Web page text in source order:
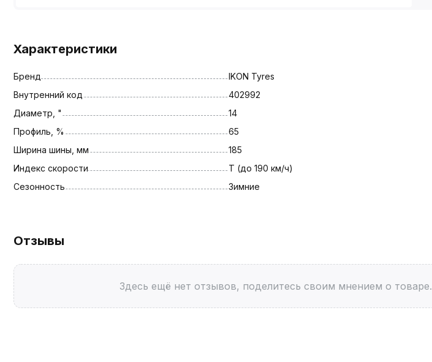
Характеристики
Бренд
IKON Tyres
Внутренний код
402992
Диаметр, "
14
Профиль, %
65
Ширина шины, мм
185
Индекс скорости
T (до 190 км/ч)
Сезонность
Зимние
Отзывы
Здесь ещё нет отзывов, поделитесь своим мнением о товаре.